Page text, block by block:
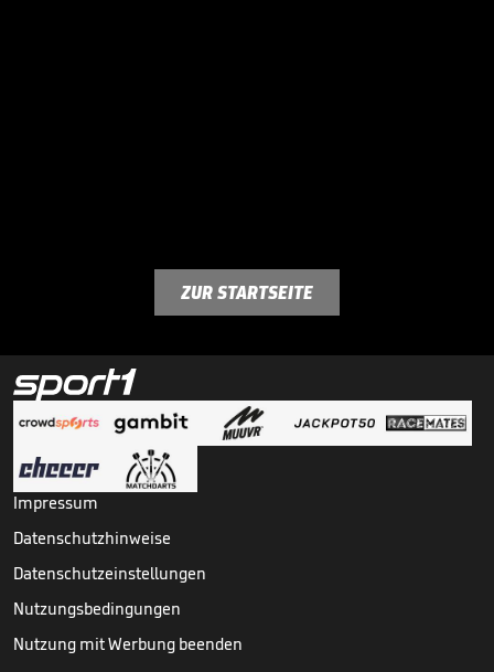
ZUR STARTSEITE
Impressum
Datenschutzhinweise
Datenschutzeinstellungen
Nutzungsbedingungen
Nutzung mit Werbung beenden